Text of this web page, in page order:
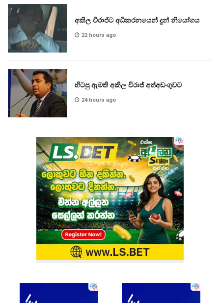
අකිල විරාජ්ට අධිකරනයෙන් දුන් නියෝගය
22 hours ago
හිටපු ඇමති අකිල විරාජ් අත්අඩංගුවට
24 hours ago